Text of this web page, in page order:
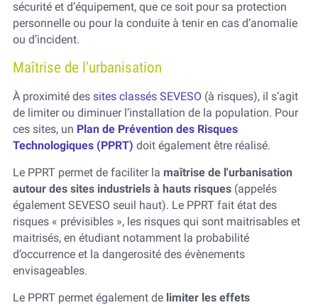
sécurité et d’équipement, que ce soit pour sa protection
personnelle ou pour la conduite à tenir en cas d’anomalie
ou d’incident.
Maîtrise de l’urbanisation
À proximité dessites classés SEVESO (à risques), il s’agit
de limiter ou diminuer l’installation de la population. Pour
ces sites, un Plan de Prévention des Risques
Technologiques (PPRT) doit également être réalisé.
Le PPRT permet de faciliter la maîtrise de l'urbanisation
autour des sites industriels à hauts risques(appelés
également SEVESO seuil haut). Le PPRT fait état des
risques « prévisibles », les risques qui sont maitrisables et
maitrisés, en étudiant notamment la probabilité
d’occurrence et la dangerosité des évènements
envisageables.
Le PPRT permet également de limiter les effets